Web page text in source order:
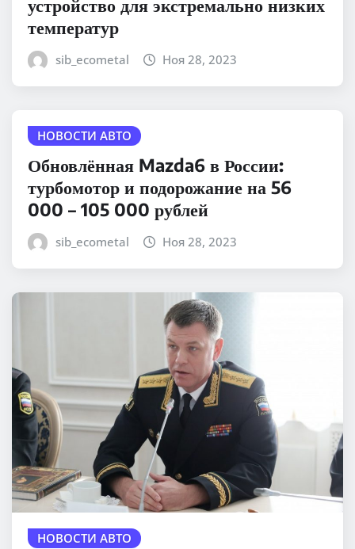
устройство для экстремально низких
температур
sib_ecometal Ноя 28, 2023
НОВОСТИ АВТО
Обновлённая Mazda6 в России:
турбомотор и подорожание на 56
000 – 105 000 рублей
sib_ecometal Ноя 28, 2023
НОВОСТИ АВТО